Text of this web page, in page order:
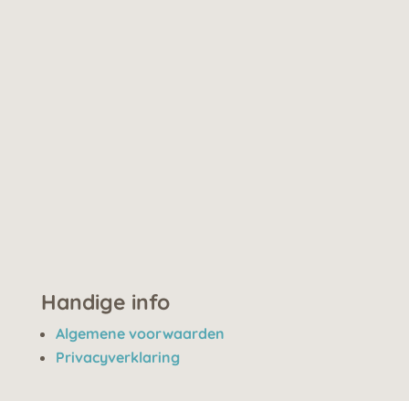
Handige info
Algemene voorwaarden
Privacyverklaring